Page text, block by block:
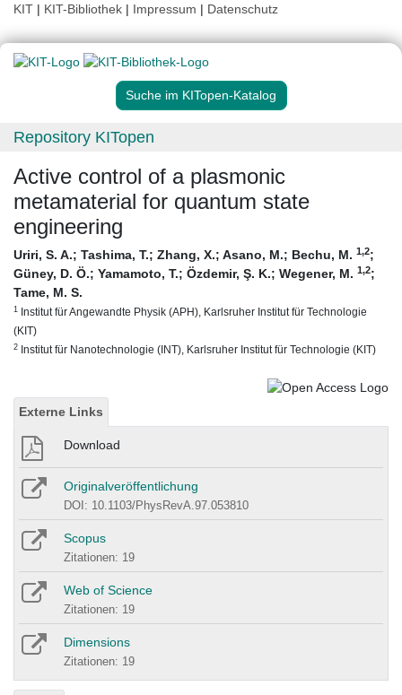
KIT | KIT-Bibliothek | Impressum | Datenschutz
Suche im KITopen-Katalog
Repository KITopen
Active control of a plasmonic
metamaterial for quantum state
engineering
Uriri, S. A.; Tashima, T.; Zhang, X.; Asano, M.; Bechu, M. 1,2;
Güney, D. Ö.; Yamamoto, T.; Özdemir, Ş. K.; Wegener, M. 1,2;
Tame, M. S.
1 Institut für Angewandte Physik (APH), Karlsruher Institut für Technologie
(KIT)
2 Institut für Nanotechnologie (INT), Karlsruher Institut für Technologie (KIT)
Externe Links
Download
Originalveröffentlichung
DOI: 10.1103/PhysRevA.97.053810
Scopus
Zitationen: 19
Web of Science
Zitationen: 19
Dimensions
Zitationen: 19